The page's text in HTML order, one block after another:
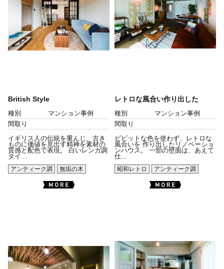
British Style
種別
マンション事例
間取り
イギリス人の伝統を重んじ、古き
ものに価値を見出す精神を素材の
質感と配色で表現。 白いレンガ調
タイ...
アンティーク調
無垢の木
レトロな風合い作り出した
種別
マンション事例
間取り
ビビットな色を使わず、レトロな
風合いを 作り出したリノベーショ
ンハウス。 一部の壁面は、あえて
仕...
昭和レトロ
アンティーク調